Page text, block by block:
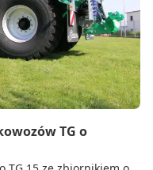
TG o